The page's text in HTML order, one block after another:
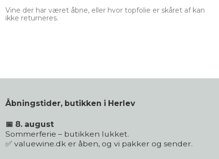
Vine der har været åbne, eller hvor topfolie er skåret af kan
ikke returneres.
Åbningstider, butikken i Herlev
📅 8. august
Sommerferie – butikken lukket.
✅ valuewine.dk er åben, og vi pakker og sender.